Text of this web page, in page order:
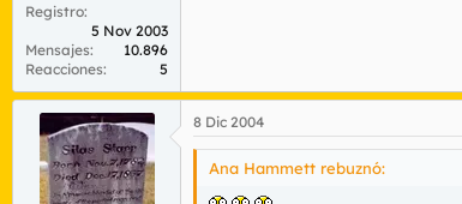
Registro
5 Nov 2003
Mensajes
10.896
Reacciones
5
8 Dic 2004
Ana Hammett rebuznó: